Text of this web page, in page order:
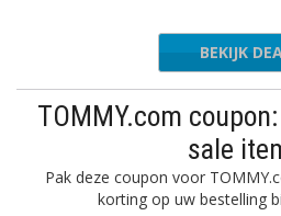
BEKIJK
TOMMY.com
sale
Pak deze coupon voor
korting op uw bestelling